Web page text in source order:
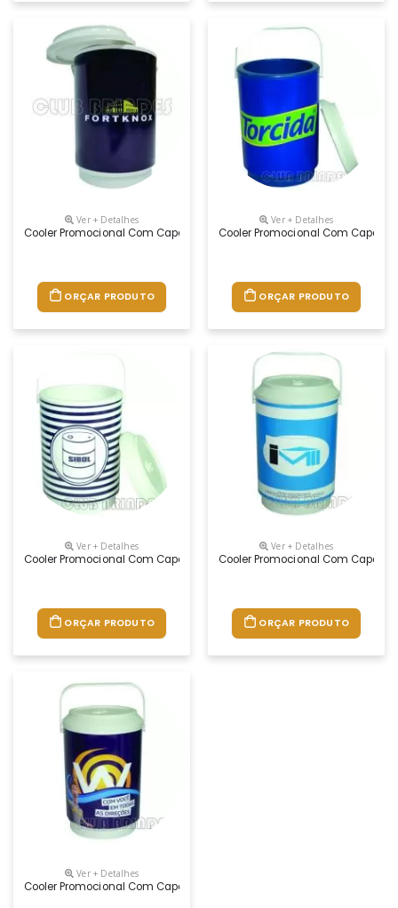
Ver + Detalhes
Cooler Promocional Com Capacidade Para 10 Latas, Com Alça Fixa E
ORÇAR PRODUTO
Ver + Detalhes
Cooler Promocional Com
ORÇAR PRODUTO
Ver + Detalhes
Cooler Promocional Com Capacidade Para 08 Latas, Com Alça Fixa
ORÇAR PRODUTO
Ver + Detalhes
Cooler Promocional Com
ORÇAR PRODUTO
Ver + Detalhes
Cooler Promocional Com Capacidade Para 08 Latas, Com Alça Fixa